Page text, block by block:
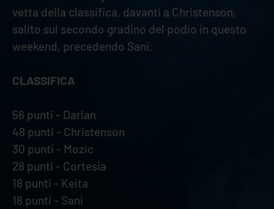
vetta della classifica, davanti a Christenson,
salito sul secondo gradino del podio in questo
weekend, precedendo Sani.
CLASSIFICA
56 punti - Darlan
48 punti - Christenson
30 punti - Mozic
28 punti - Cortesia
18 punti - Keita
18 punti - Sani